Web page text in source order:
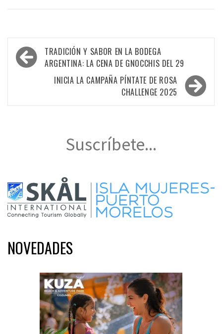
Navegación
de
entradas
TRADICIÓN Y SABOR EN LA BODEGA
ARGENTINA: LA CENA DE GNOCCHIS DEL 29
INICIA LA CAMPAÑA PÍNTATE DE ROSA
CHALLENGE 2025
Suscríbete...
NOVEDADES